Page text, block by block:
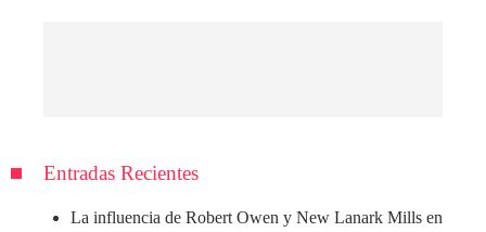
Entradas Recientes
La influencia de Robert Owen y New Lanark Mills en